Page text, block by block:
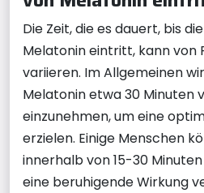
Die Zeit, die es dauert, bis
Melatonin eintritt, kann von
variieren. Im Allgemeinen
Melatonin etwa 30 Minuten
einzunehmen, um eine
erzielen. Einige Menschen
innerhalb von 15-30
eine beruhigende Wirkung